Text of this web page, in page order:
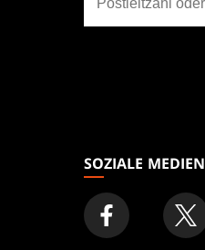
ein
Geschäft
SOZIALE MEDIEN